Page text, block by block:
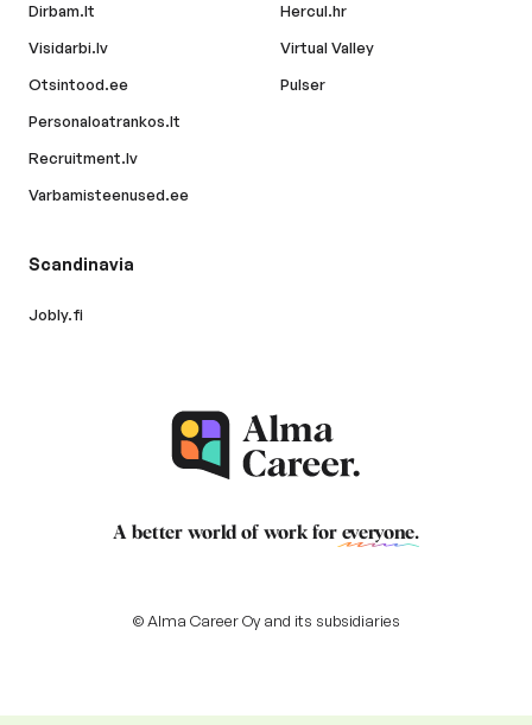
Dirbam.lt
Visidarbi.lv
Otsintood.ee
Personaloatrankos.lt
Recruitment.lv
Varbamisteenused.ee
Hercul.hr
Virtual Valley
Pulser
Scandinavia
Jobly.fi
A better world of work for everyone.
© Alma Career Oy and its subsidiaries